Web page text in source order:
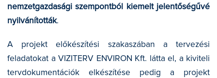
nemzetgazdasági szempontból kiemelt jelentőségűvé
nyilvánították.
A projekt előkészítési szakaszában a tervezési
feladatokat a VIZITERV ENVIRON Kft. látta el, a kiviteli
tervdokumentációk elkészítése pedig a projekt